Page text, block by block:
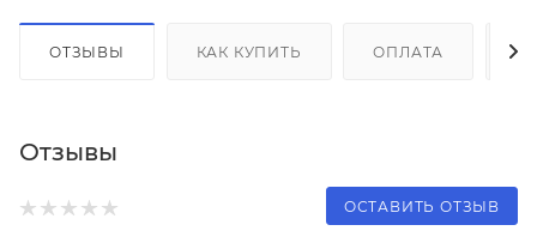
ОТЗЫВЫ КАК КУПИТЬ ОПЛАТА
Отзывы
ОСТАВИТЬ ОТЗЫВ